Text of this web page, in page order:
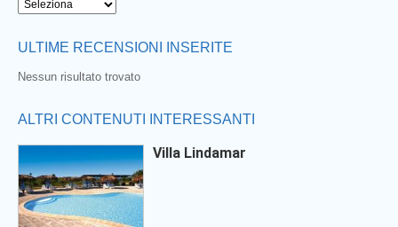
ULTIME RECENSIONI INSERITE
Nessun risultato trovato
ALTRI CONTENUTI INTERESSANTI
Villa Lindamar